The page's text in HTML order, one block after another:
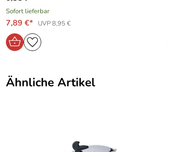
Sofort lieferbar
7,89 €* UVP 8,95 €
Ähnliche Artikel